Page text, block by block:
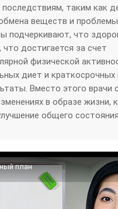
таким как
веществ и
подчеркивают, что
достигается за счет
физической
диет и краткосрочных
Вместо этого врачи
в образе жизни,
общего
план